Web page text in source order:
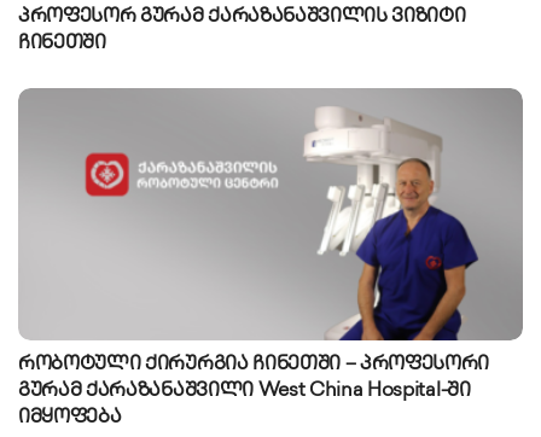
პროფესორ გურამ ქარაზანაშვილის ვიზიტი
ჩინეთში
რობოტული ქირურგია ჩინეთში – პროფესორი
გურამ ქარაზანაშვილი West China Hospital-ში
იმყოფება